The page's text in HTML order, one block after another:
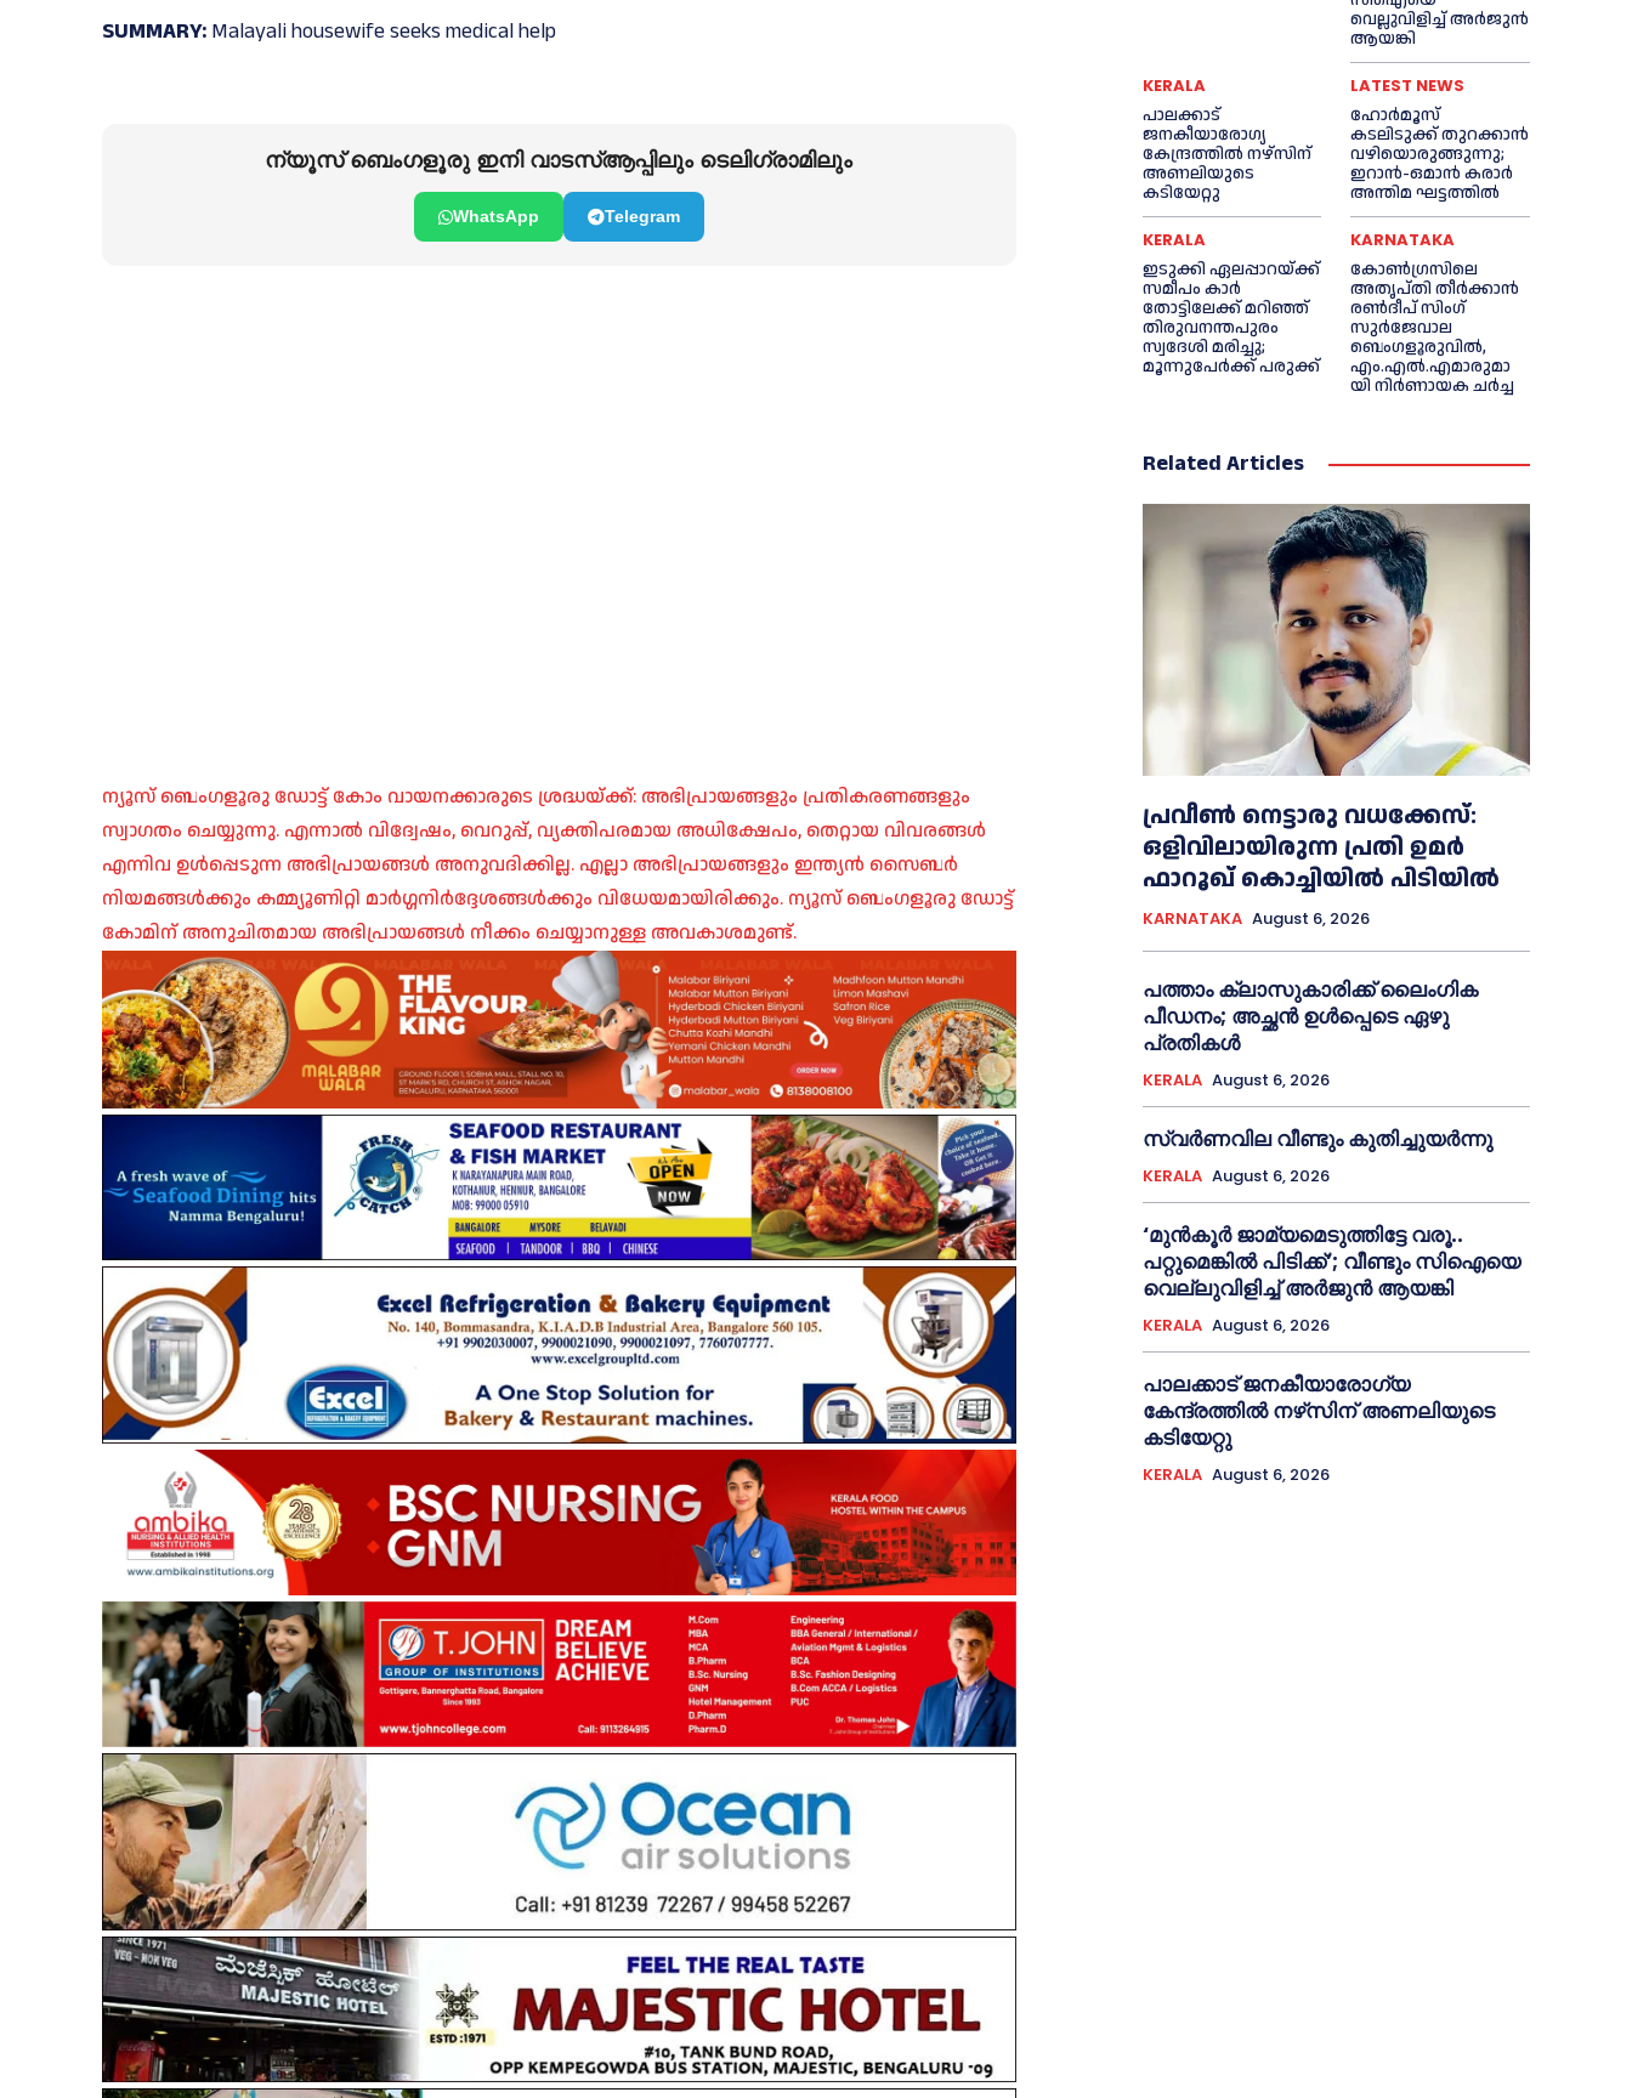
SUMMARY: Malayali housewife seeks medical help
ന്യൂസ് ബെംഗളൂരു ഇനി വാടസ്ആപ്പിലും ടെലിഗ്രാമിലും
WhatsApp Telegram
ന്യൂസ് ബെംഗളൂരു ഡോട്ട് കോം വായനക്കാരുടെ ശ്രദ്ധയ്ക്ക്: അഭിപ്രായങ്ങളും പ്രതികരണങ്ങളും
സ്വാഗതം ചെയ്യുന്നു. എന്നാൽ വിദ്വേഷം, വെറുപ്പ്, വ്യക്തിപരമായ അധിക്ഷേപം, തെറ്റായ വിവരങ്ങൾ
എന്നിവ ഉൾപ്പെടുന്ന അഭിപ്രായങ്ങൾ അനുവദിക്കില്ല. എല്ലാ അഭിപ്രായങ്ങളും ഇന്ത്യൻ സൈബർ
നിയമങ്ങൾക്കും കമ്മ്യൂണിറ്റി മാർഗ്ഗനിർദ്ദേശങ്ങൾക്കും വിധേയമായിരിക്കും. ന്യൂസ് ബെംഗളൂരു ഡോട്ട്
കോമിന് അനുചിതമായ അഭിപ്രായങ്ങൾ നീക്കം ചെയ്യാനുള്ള അവകാശമുണ്ട്.
വെല്ലുവിളിച്ച്‌ അര്‍ജുന്‍
ആയങ്കി
KERALA
പാലക്കാട്
ജനകീയാരോഗ്യ
കേന്ദ്രത്തില്‍ നഴ്‌സിന്
അണലിയുടെ
കടിയേറ്റു
LATEST NEWS
ഹോർമൂസ്
കടലിടുക്ക് തുറക്കാൻ
വഴിയൊരുങ്ങുന്നു;
ഇറാൻ-ഒമാൻ കരാർ
അന്തിമ ഘട്ടത്തിൽ
KERALA
ഇടുക്കി ഏലപ്പാറയ്ക്ക്
സമീപം കാര്‍
തോട്ടിലേക്ക് മറിഞ്ഞ്
തിരുവനന്തപുരം
സ്വദേശി മരിച്ചു;
മൂന്നുപേര്‍ക്ക് പരുക്ക്
KARNATAKA
കോൺഗ്രസിലെ
അതൃപ്തി തീർക്കാൻ
രൺദീപ് സിംഗ്
സുര്‍ജേവാല
ബെംഗളൂരുവിൽ,
എം.എൽ.എമാരുമാ
യി നിർണായക ചർച്ച
Related Articles
പ്രവീണ്‍ നെട്ടാരു വധക്കേസ്:
ഒളിവിലായിരുന്ന പ്രതി ഉമര്‍
ഫാറൂഖ് കൊച്ചിയില്‍ പിടിയില്‍
KARNATAKA August 6, 2026
പത്താം ക്ലാസുകാരിക്ക് ലൈംഗിക
പീഡനം; അച്ഛന്‍ ഉള്‍പ്പെടെ ഏഴു
പ്രതികള്‍
KERALA August 6, 2026
സ്വർണവില വീണ്ടും കുതിച്ചുയർന്നു
KERALA August 6, 2026
‘മുൻ‌കൂര്‍ ജാമ്യമെടുത്തിട്ടേ വരൂ..
പറ്റുമെങ്കില്‍ പിടിക്ക്’; വീണ്ടും സിഐയെ
വെല്ലുവിളിച്ച്‌ അര്‍ജുന്‍ ആയങ്കി
KERALA August 6, 2026
പാലക്കാട് ജനകീയാരോഗ്യ
കേന്ദ്രത്തില്‍ നഴ്‌സിന് അണലിയുടെ
കടിയേറ്റു
KERALA August 6, 2026